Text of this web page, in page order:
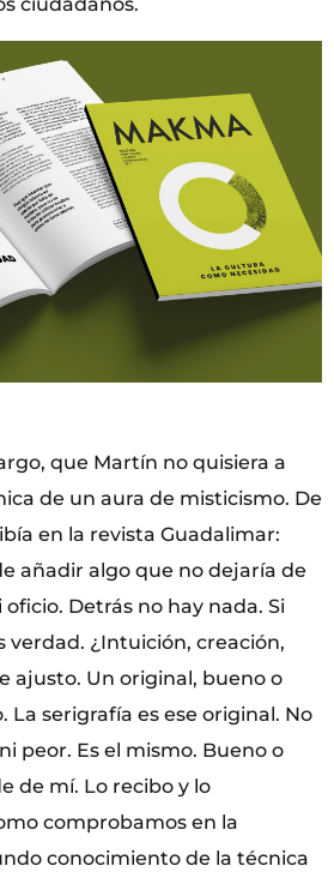
ciudadanos.
que Martín no quisiera a
de un aura de misticismo. De
en la revista Guadalimar:
añadir algo que no dejaría de
Detrás no hay nada. Si
verdad. ¿Intuición, creación,
ajusto. Un original, bueno o
La serigrafía es ese original. No
peor. Es el mismo. Bueno o
de mí. Lo recibo y lo
comprobamos en la
conocimiento de la técnica